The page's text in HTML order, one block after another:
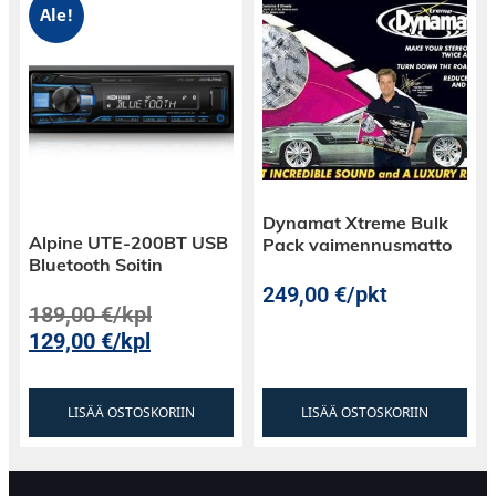
Jos haluat laajentaa settiä vielä lisää, niin no
problem. Kaikkia MAD1 midejä, diskantteja sekä
suotimia saa myös erikseen!
Ale!
Alpine UTE-200BT USB
Bluetooth Soitin
189,00€/kpl
129,00€/kpl
LISÄÄ OSTOSKORIIN
Dynamat Xtreme Bulk
Pack vaimennusmatto
249,00€/pkt
LISÄÄ OSTOSKORIIN